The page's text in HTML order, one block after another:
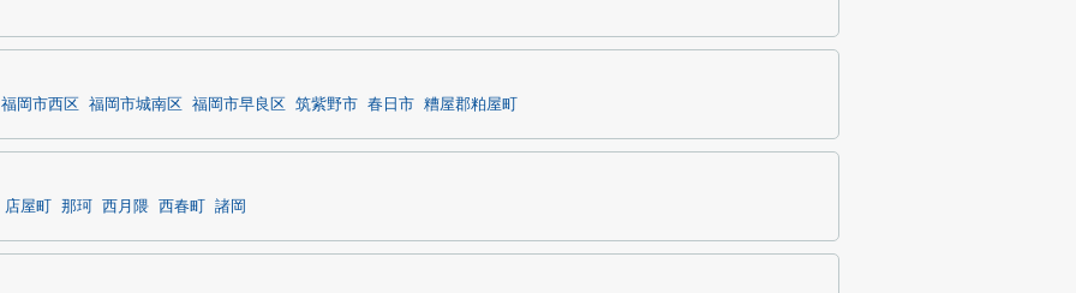
福岡市西区 福岡市城南区 福岡市早良区 筑紫野市 春日市 糟屋郡粕屋町
店屋町 那珂 西月隈 西春町 諸岡